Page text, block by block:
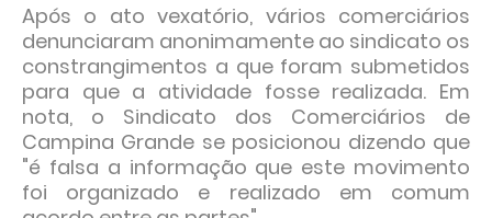
Após o ato vexatório, vários comerciários
denunciaram anonimamente ao sindicato os
constrangimentos a que foram submetidos
para que a atividade fosse realizada. Em
nota, o Sindicato dos Comerciários de
Campina Grande se posicionou dizendo que
"é falsa a informação que este movimento
foi organizado e realizado em comum